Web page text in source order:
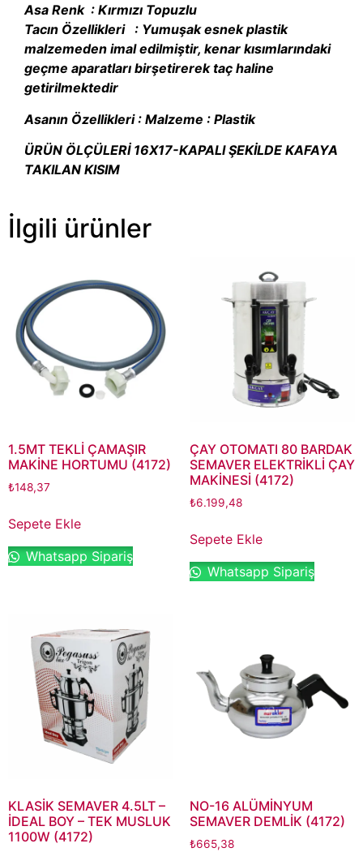
Asa Renk : Kırmızı Topuzlu
Tacın Özellikleri : Yumuşak esnek plastik
malzemeden imal edilmiştir, kenar kısımlarındaki
geçme aparatları birşetirerek taç haline
getirilmektedir
Asanın Özellikleri : Malzeme : Plastik
ÜRÜN ÖLÇÜLERİ 16X17-KAPALI ŞEKİLDE KAFAYA
TAKILAN KISIM
İlgili ürünler
1.5MT TEKLİ ÇAMAŞIR
MAKİNE HORTUMU (4172)
₺148,37
Sepete Ekle
Whatsapp Sipariş
ÇAY OTOMATI 80 BARDAK
SEMAVER ELEKTRİKLİ ÇAY
MAKİNESİ (4172)
₺6.199,48
Sepete Ekle
Whatsapp Sipariş
KLASİK SEMAVER 4.5LT –
İDEAL BOY – TEK MUSLUK
1100W (4172)
NO-16 ALÜMİNYUM
SEMAVER DEMLİK (4172)
₺665,38